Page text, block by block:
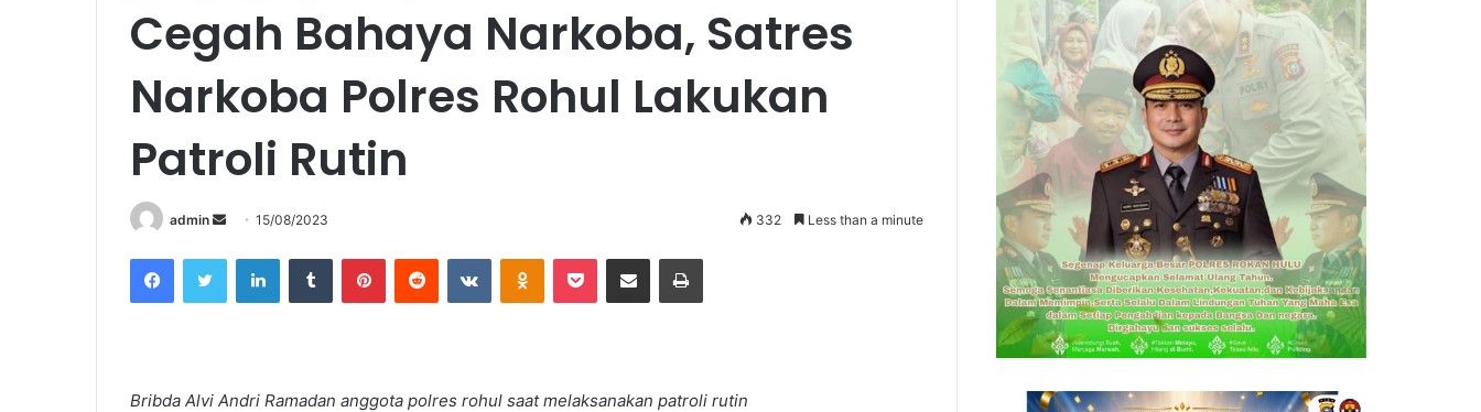
Cegah Bahaya Narkoba, Satres
Narkoba Polres Rohul Lakukan
Patroli Rutin
admin
Send
email
15/08/2023 332 Less than a minute
FacebookTwitter LinkedInTumblr PinterestReddit VKontakteOdnoklassniki
Pocket Share via Email Print
Bribda Alvi Andri Ramadan anggota polres rohul saat melaksanakan patroli rutin